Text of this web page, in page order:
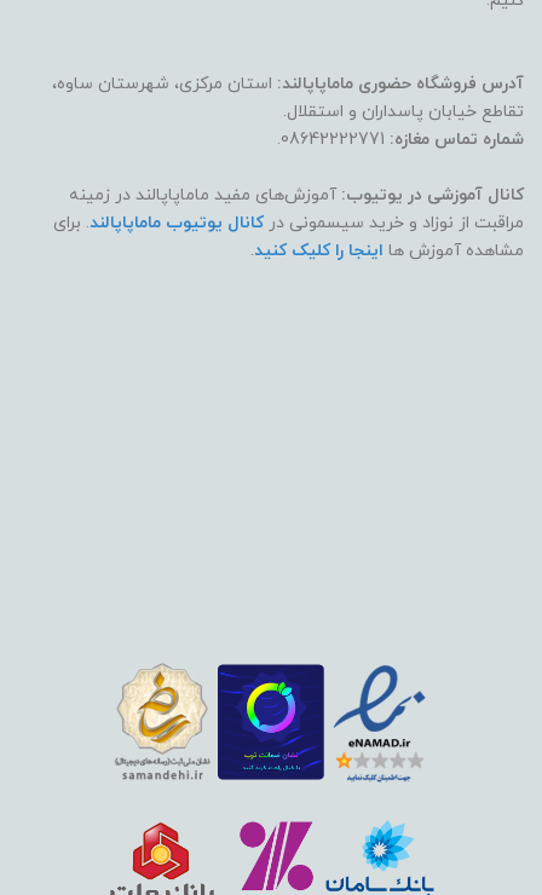
آدرس فروشگاه حضوری ماماپاپالند: استان مرکزی، شهرستان ساوه،
تقاطع خیابان پاسداران و استقلال.
شماره تماس مغازه:
کانال آموزشی در یوتیوب: آموزش‌های مفید ماماپاپالند در زمینه
مراقبت از نوزاد و خرید سیسمونی درکانال یوتیوب ماماپاپالند. برای
مشاهده آموزش ها اینجا را کلیک کنید.